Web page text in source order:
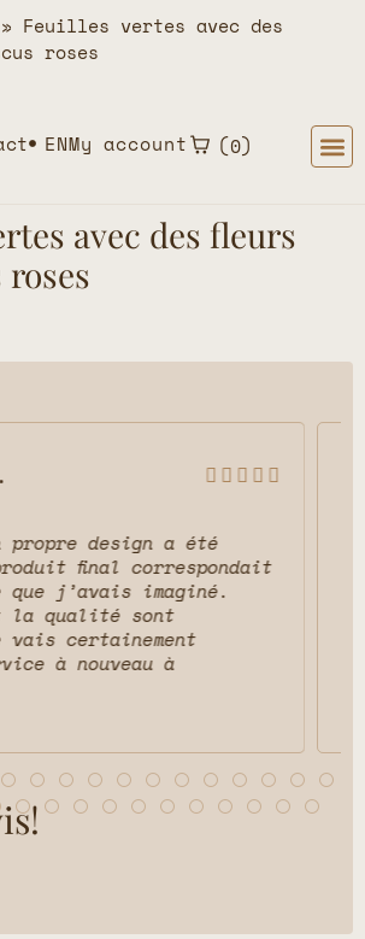
» Feuilles vertes avec des
roses
ENMy account 0
avec des fleurs
roses
Pouvoir prévisualiser la
différents styles de pièces
tout changé ! Ça m’a permis
exactement à quoi elle
résultat final est
l’équipe a rendu tout le